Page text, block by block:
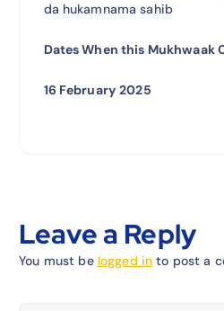
da hukamnama sahib
Dates When this Mukhwaak
16 February 2025
Leave a Reply
You must be logged in to post a